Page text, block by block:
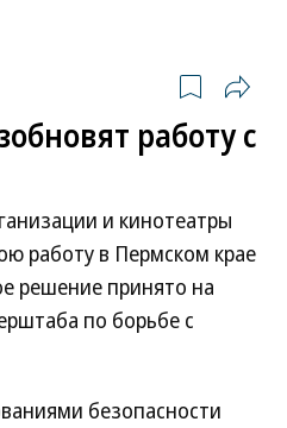
работу с
и кинотеатры
работу в Пермском крае
решение принято на
по борьбе с
безопасности